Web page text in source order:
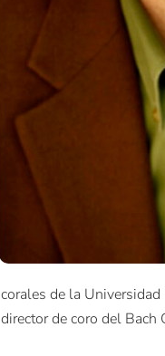
corales de la
director de coro del Bach